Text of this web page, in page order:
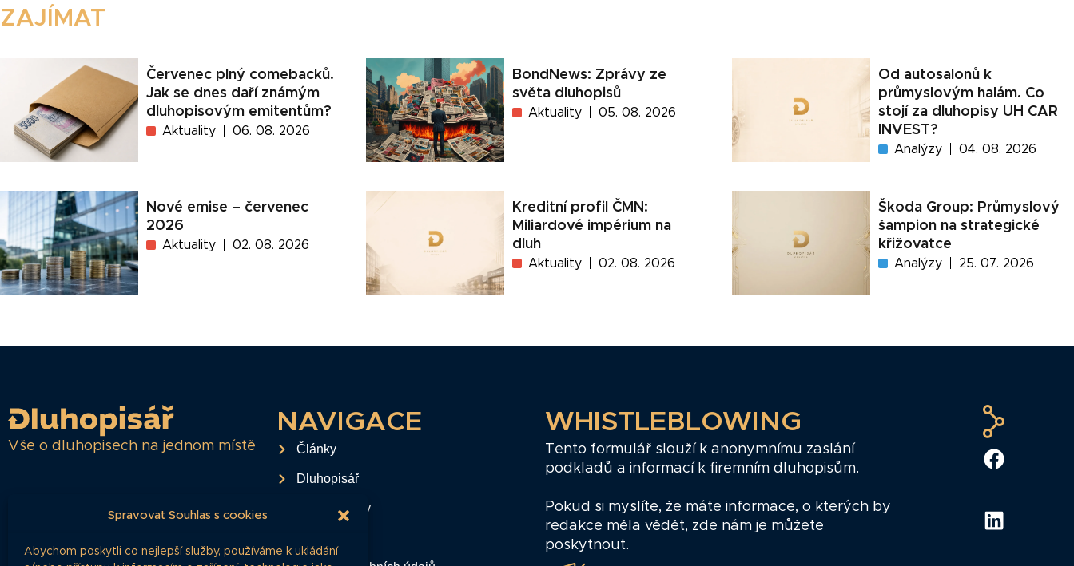
Spravovat Souhlas s cookies
Abychom poskytli co nejlepší služby, používáme k ukládání
ZAJÍMAT
Červenec plný comebacků.
Jak se dnes daří známým
dluhopisovým emitentům?
Aktuality 06. 08. 2026
BondNews: Zprávy ze
světa dluhopisů
Aktuality 05. 08. 2026
Od autosalonů k
průmyslovým halám. Co
stojí za dluhopisy UH CAR
INVEST?
Analýzy 04. 08. 2026
Nové emise – červenec
2026
Aktuality 02. 08. 2026
Kreditní profil ČMN:
Miliardové impérium na
dluh
Aktuality 02. 08. 2026
Škoda Group: Průmyslový
šampion na strategické
křižovatce
Analýzy 25. 07. 2026
Vše o dluhopisech na jednom místě
NAVIGACE
Články
Dluhopisář
Časté dotazy
WHISTLEBLOWING
Tento formulář slouží k anonymnímu zaslání
podkladů a informací k firemním dluhopisům.
Pokud si myslíte, že máte informace, o kterých by
redakce měla vědět, zde nám je můžete
poskytnout.